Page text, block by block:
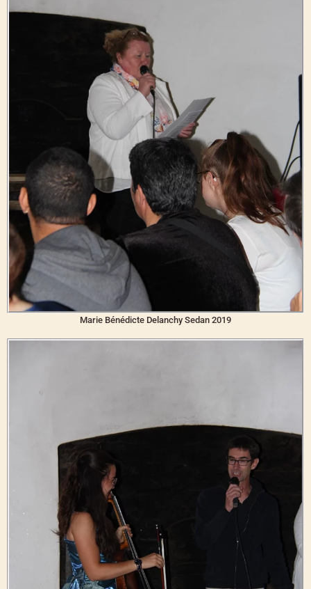
Marie Bénédicte Delanchy Sedan 2019